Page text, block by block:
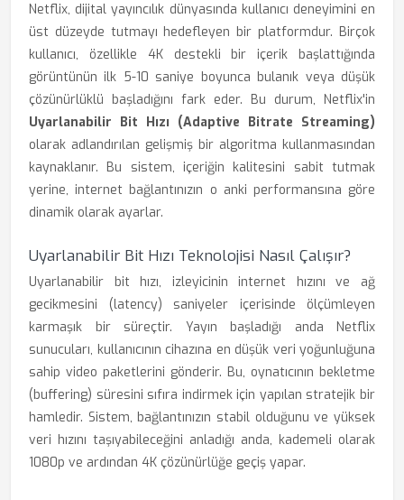
Netflix, dijital yayıncılık dünyasında kullanıcı deneyimini en
üst düzeyde tutmayı hedefleyen bir platformdur. Birçok
kullanıcı, özellikle 4K destekli bir içerik başlattığında
görüntünün ilk 5-10 saniye boyunca bulanık veya düşük
çözünürlüklü başladığını fark eder. Bu durum, Netflix'in
Uyarlanabilir Bit Hızı (Adaptive Bitrate Streaming)
olarak adlandırılan gelişmiş bir algoritma kullanmasından
kaynaklanır. Bu sistem, içeriğin kalitesini sabit tutmak
yerine, internet bağlantınızın o anki performansına göre
dinamik olarak ayarlar.
Uyarlanabilir Bit Hızı Teknolojisi Nasıl Çalışır?
Uyarlanabilir bit hızı, izleyicinin internet hızını ve ağ
gecikmesini (latency) saniyeler içerisinde ölçümleyen
karmaşık bir süreçtir. Yayın başladığı anda Netflix
sunucuları, kullanıcının cihazına en düşük veri yoğunluğuna
sahip video paketlerini gönderir. Bu, oynatıcının bekletme
(buffering) süresini sıfıra indirmek için yapılan stratejik bir
hamledir. Sistem, bağlantınızın stabil olduğunu ve yüksek
veri hızını taşıyabileceğini anladığı anda, kademeli olarak
1080p ve ardından 4K çözünürlüğe geçiş yapar.